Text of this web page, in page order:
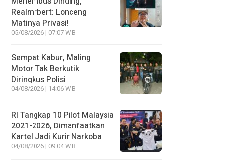
Realmrbert: Lonceng
Matinya Privasi!
05/08/2026 | 07:07 WIB
Sempat Kabur, Maling
Motor Tak Berkutik
Diringkus Polisi
04/08/2026 | 14:06 WIB
RI Tangkap 10 Pilot Malaysia
2021-2026, Dimanfaatkan
Kartel Jadi Kurir Narkoba
04/08/2026 | 09:04 WIB